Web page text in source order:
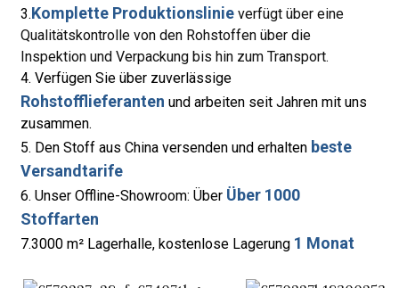
3.Komplette Produktionslinie verfügt über eine
Qualitätskontrolle von den Rohstoffen über die
Inspektion und Verpackung bis hin zum Transport.
4. Verfügen Sie über zuverlässige
Rohstofflieferanten und arbeiten seit Jahren mit uns
zusammen.
5. Den Stoff aus China versenden und erhalten beste
Versandtarife
6. Unser Offline-Showroom: Über Über 1000
Stoffarten
7.3000 m² Lagerhalle, kostenlose Lagerung 1 Monat